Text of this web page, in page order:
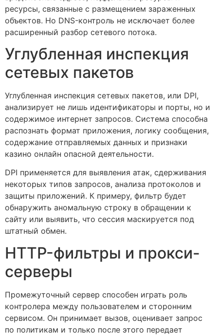
ресурсы, связанные с размещением зараженных
объектов. Но DNS-контроль не исключает более
расширенный разбор сетевого потока.
Углубленная инспекция
сетевых пакетов
Углубленная инспекция сетевых пакетов, или DPI,
анализирует не лишь идентификаторы и порты, но и
содержимое интернет запросов. Система способна
распознать формат приложения, логику сообщения,
содержание отправляемых данных и признаки
казино онлайн опасной деятельности.
DPI применяется для выявления атак, сдерживания
некоторых типов запросов, анализа протоколов и
защиты приложений. К примеру, фильтр будет
обнаружить аномальную строку в обращении к
сайту или выявить, что сессия маскируется под
штатный обмен.
HTTP-фильтры и прокси-
серверы
Промежуточный сервер способен играть роль
контролера между пользователем и сторонним
сервисом. Он принимает вызов, оценивает запрос
по политикам и только после этого передает